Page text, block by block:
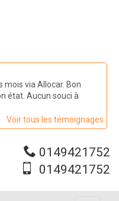
mois via Allocar. Bon
état. Aucun souci à
Voir tous les témoignages
0149421752
0149421752